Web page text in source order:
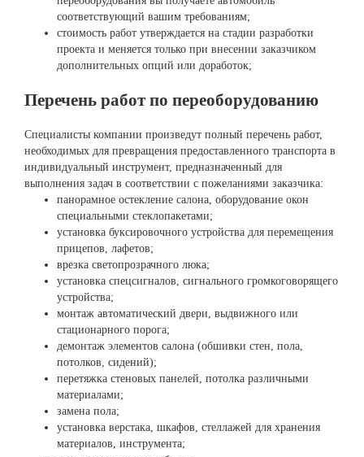
соответствующий вашим требованиям;
стоимость работ утверждается на стадии разработки
проекта и меняется только при внесении заказчиком
дополнительных опций или доработок;
Перечень работ по переоборудованию
Специалисты компании произведут полный перечень работ,
необходимых для превращения предоставленного транспорта в
индивидуальный инструмент, предназначенный для
выполнения задач в соответствии с пожеланиями заказчика:
панорамное остекление салона, оборудование окон
специальными стеклопакетами;
установка буксировочного устройства для перемещения
прицепов, лафетов;
врезка светопрозрачного люка;
установка спецсигналов, сигнального громкоговорящего
устройства;
монтаж автоматический двери, выдвижного или
стационарного порога;
демонтаж элементов салона (обшивки стен, пола,
потолков, сидений);
перетяжка стеновых панелей, потолка различными
материалами;
замена пола;
установка верстака, шкафов, стеллажей для хранения
материалов, инструмента;